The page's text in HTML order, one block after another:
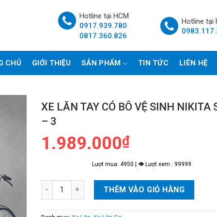
Hotline tại HCM
0917.939.780
0817.360.826
Hotline tại
CHỦ GIỚI THIỆU SẢN PHẨM TIN TỨC LIÊN HỆ
XE LĂN TAY CÓ BÔ VỆ SINH NIKITA
– 3
1.989.000₫
Lượt mua: 4950 | 👁 Lượt xem : 99999
Xe Lăn Tay Có Bô Vệ Sinh Nikita S213 - 3 số lượng
THÊM VÀO GIỎ HÀNG